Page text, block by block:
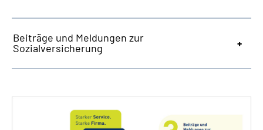
Beiträge und Meldungen zur
Sozialversicherung